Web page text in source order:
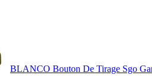
BLANCO Bouton De Tirage Sgo